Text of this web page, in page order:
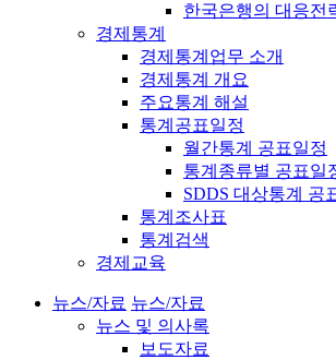
한국은행의 대응전
경제통계
경제통계업무 소개
경제통계 개요
주요통계 해설
통계공표일정
월간통계 공표일정
통계종류별 공표일
SDDS 대상통계 공
통계조사표
통계검색
경제교육
뉴스/자료 뉴스/자료
뉴스 및 의사록
보도자료